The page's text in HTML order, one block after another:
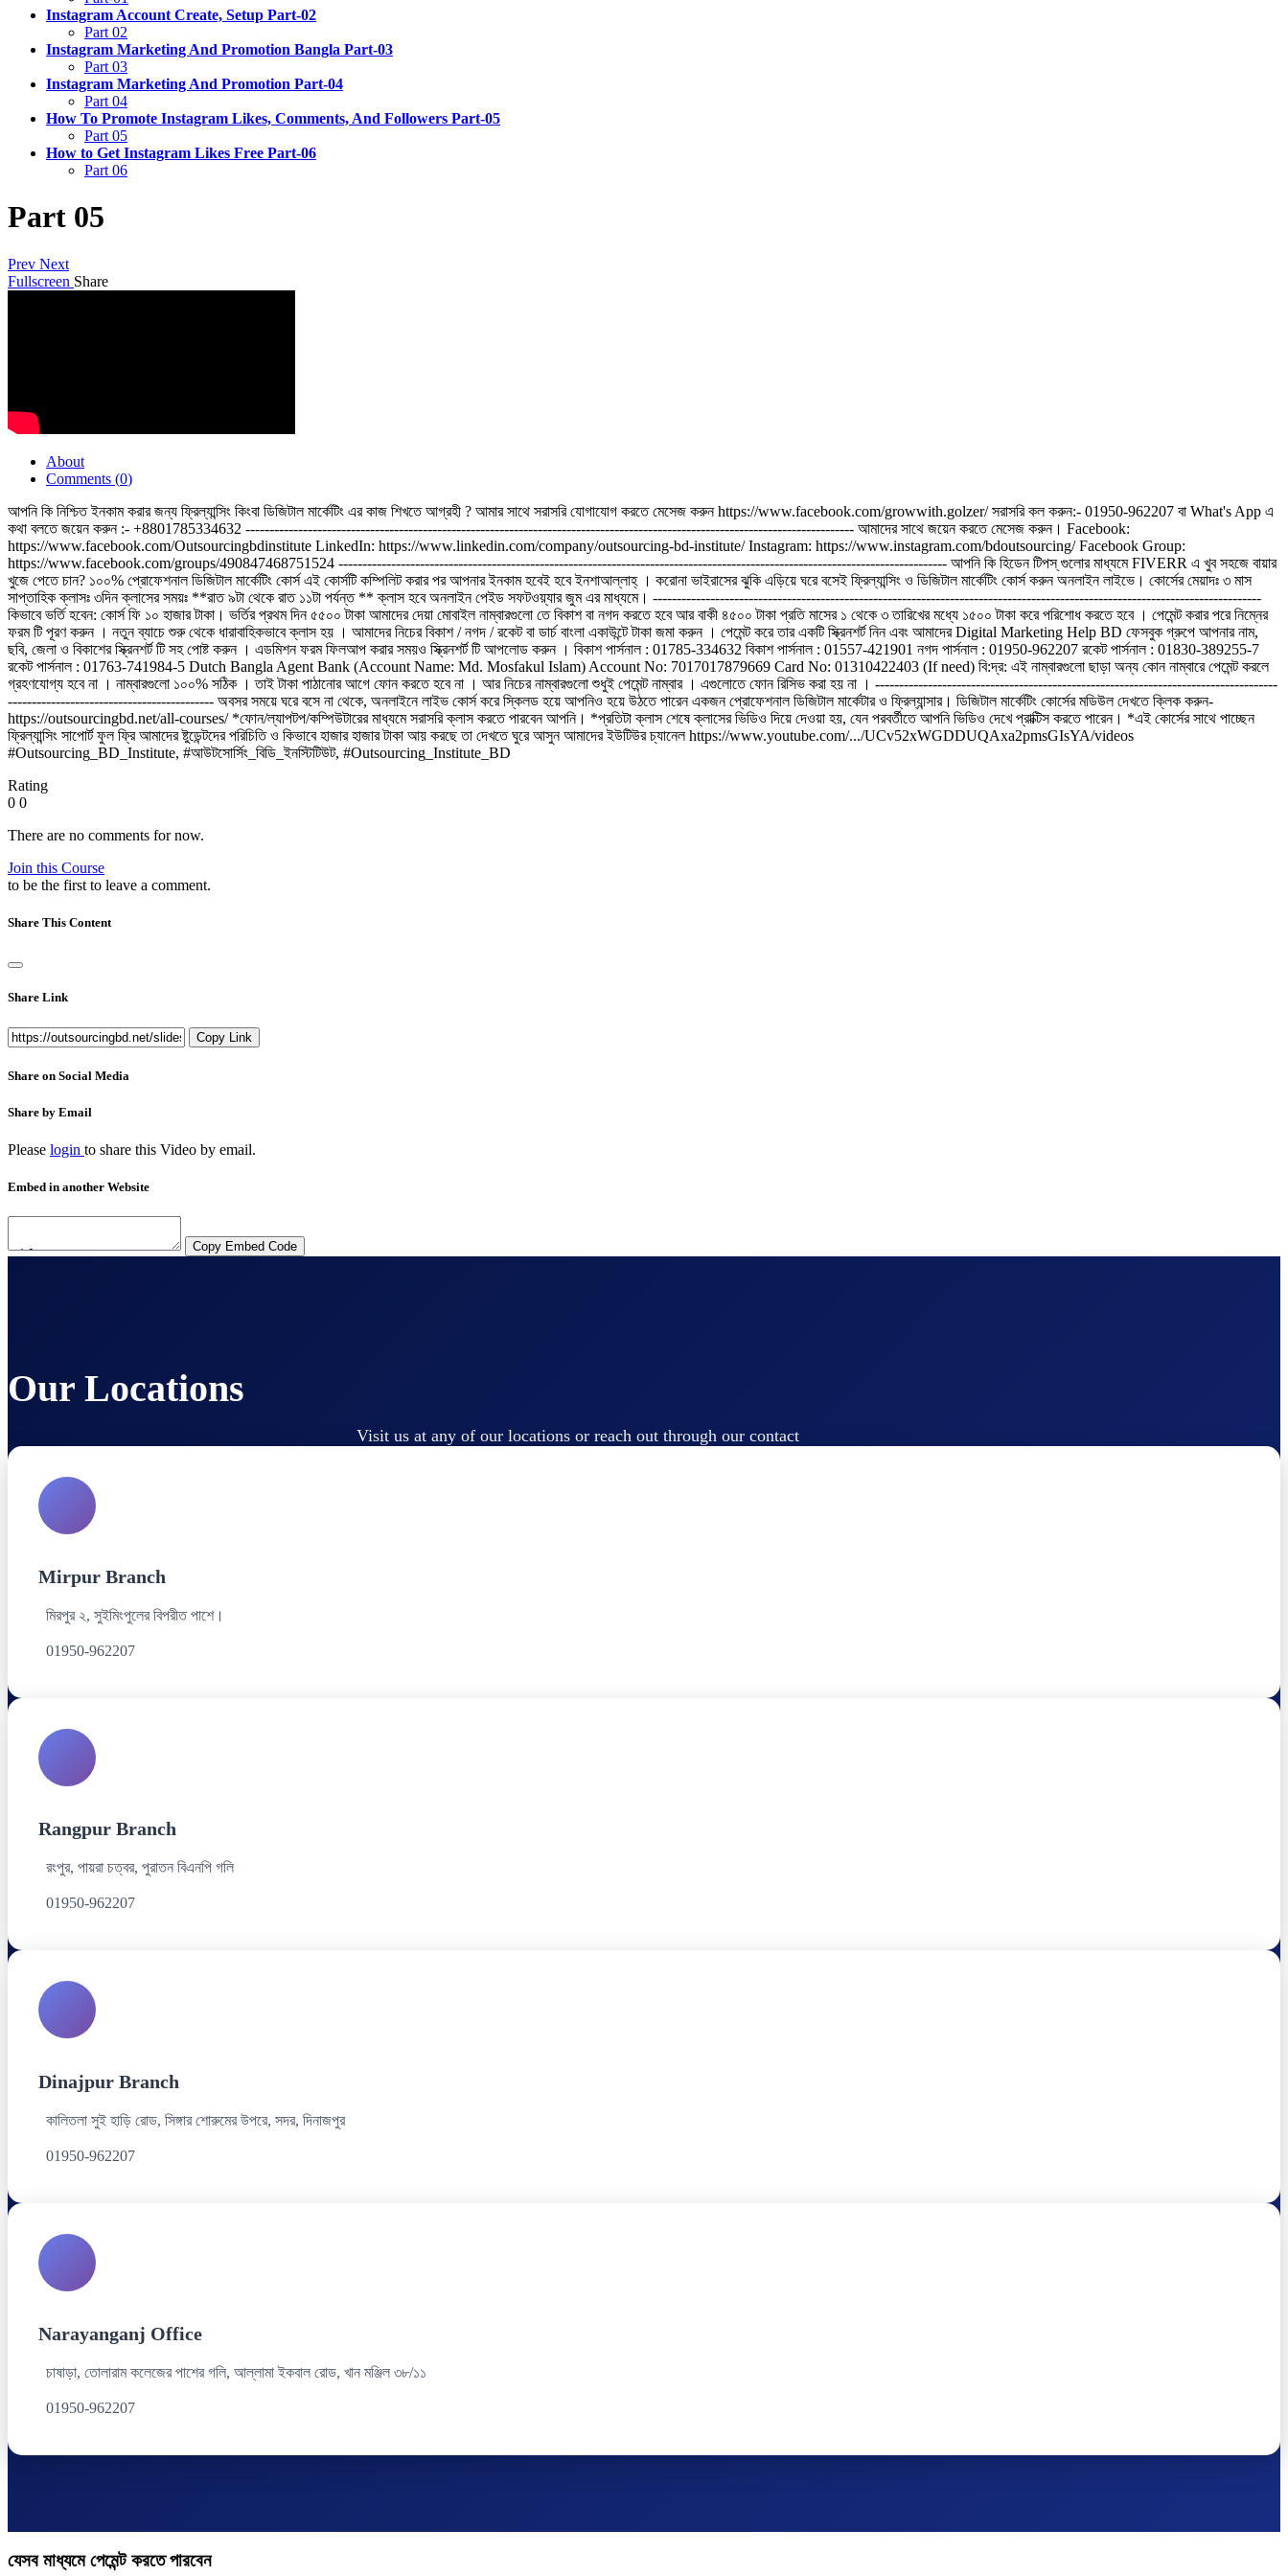
Instagram Account Create, Setup Part-02
Part 02
Instagram Marketing And Promotion Bangla Part-03
Part 03
Instagram Marketing And Promotion Part-04
Part 04
How To Promote Instagram Likes, Comments, And Followers Part-05
Part 05
How to Get Instagram Likes Free Part-06
Part 06
Part 05
Prev Next
Fullscreen Share
About
Comments (0)
আপনি কি নিশ্চিত ইনকাম করার জন্য ফ্রিল্যান্সিং কিংবা ডিজিটাল মার্কেটিং এর কাজ শিখতে আগ্রহী ? আমার সাথে সরাসরি যোগাযোগ করতে মেসেজ করুন https://www.facebook.com/growwith.golzer/ সরাসরি কল করুন:- 01950-962207 বা What's App এ
কথা বলতে জয়েন করুন :- +8801785334632 ------------------------------------------------------------------------------------------------------------------------------- আমাদের সাথে জয়েন করতে মেসেজ করুন। Facebook:
https://www.facebook.com/Outsourcingbdinstitute LinkedIn: https://www.linkedin.com/company/outsourcing-bd-institute/ Instagram: https://www.instagram.com/bdoutsourcing/ Facebook Group:
https://www.facebook.com/groups/490847468751524 ------------------------------------------------------------------------------------------------------------------------------- আপনি কি হিডেন টিপস্ গুলোর মাধ্যমে FIVERR এ খুব সহজে বায়ার
খুজে পেতে চান? ১০০% প্রোফেশনাল ডিজিটাল মার্কেটিং কোর্স এই কোর্সটি কম্পিলিট করার পর আপনার ইনকাম হবেই হবে ইনশাআল্লাহ্ । করোনা ভাইরাসের ঝুকি এড়িয়ে ঘরে বসেই ফ্রিল্যান্সিং ও ডিজিটাল মার্কেটিং কোর্স করুন অনলাইন লাইভে। কোর্সের মেয়াদঃ ৩ মাস
সাপ্তাহিক ক্লাসঃ ৩দিন ক্লাসের সময়ঃ **রাত ৯টা থেকে রাত ১১টা পর্যন্ত ** ক্লাস হবে অনলাইন পেইড সফটওয়্যার জুম এর মাধ্যমে। -------------------------------------------------------------------------------------------------------------------------------
কিভাবে ভর্তি হবেন: কোর্স ফি ১০ হাজার টাকা। ভর্তির প্রথম দিন ৫৫০০ টাকা আমাদের দেয়া মোবাইল নাম্বারগুলো তে বিকাশ বা নগদ করতে হবে আর বাকী ৪৫০০ টাকা প্রতি মাসের ১ থেকে ৩ তারিখের মধ্যে ১৫০০ টাকা করে পরিশোধ করতে হবে । পেমেন্ট করার পরে নিম্নের
ফরম টি পূরণ করুন । নতুন ব্যাচে শুরু থেকে ধারাবাহিকভাবে ক্লাস হয় । আমাদের নিচের বিকাশ / নগদ / রকেট বা ডার্চ বাংলা একাউন্টে টাকা জমা করুন । পেমেন্ট করে তার একটি স্ক্রিনশর্ট নিন এবং আমাদের Digital Marketing Help BD ফেসবুক গ্রুপে আপনার নাম,
ছবি, জেলা ও বিকাশের স্ক্রিনশর্ট টি সহ পোষ্ট করুন । এডমিশন ফরম ফিলআপ করার সময়ও স্ক্রিনশর্ট টি আপলোড করুন । বিকাশ পার্সনাল : 01785-334632 বিকাশ পার্সনাল : 01557-421901 নগদ পার্সনাল : 01950-962207 রকেট পার্সনাল : 01830-389255-7
রকেট পার্সনাল : 01763-741984-5 Dutch Bangla Agent Bank (Account Name: Md. Mosfakul Islam) Account No: 7017017879669 Card No: 01310422403 (If need) বি:দ্র: এই নাম্বারগুলো ছাড়া অন্য কোন নাম্বারে পেমেন্ট করলে
গ্রহণযোগ্য হবে না । নাম্বারগুলো ১০০% সঠিক । তাই টাকা পাঠানোর আগে ফোন করতে হবে না । আর নিচের নাম্বারগুলো শুধুই পেমেন্ট নাম্বার । এগুলোতে ফোন রিসিভ করা হয় না । ------------------------------------------------------------------------------------
------------------------------------------- অবসর সময়ে ঘরে বসে না থেকে, অনলাইনে লাইভ কোর্স করে স্কিলড হয়ে আপনিও হয়ে উঠতে পারেন একজন প্রোফেশনাল ডিজিটাল মার্কেটার ও ফ্রিল্যান্সার। ডিজিটাল মার্কেটিং কোর্সের মডিউল দেখতে ক্লিক করুন-
https://outsourcingbd.net/all-courses/ *ফোন/ল্যাপটপ/কম্পিউটারের মাধ্যমে সরাসরি ক্লাস করতে পারবেন আপনি। *প্রতিটা ক্লাস শেষে ক্লাসের ভিডিও দিয়ে দেওয়া হয়, যেন পরবর্তীতে আপনি ভিডিও দেখে প্রাক্টিস করতে পারেন। *এই কোর্সের সাথে পাচ্ছেন
ফ্রিল্যান্সিং সাপোর্ট ফুল ফ্রি আমাদের ষ্টুডেন্টদের পরিচিতি ও কিভাবে হাজার হাজার টাকা আয় করছে তা দেখতে ঘুরে আসুন আমাদের ইউটিউর চ্যানেল https://www.youtube.com/.../UCv52xWGDDUQAxa2pmsGIsYA/videos
#Outsourcing_BD_Institute​, #আউটসোর্সিং_বিডি_ইনস্টিটিউট​, #Outsourcing_Institute_BD
Rating
0 0
There are no comments for now.
Join this Course
to be the first to leave a comment.
Share This Content
Share Link
Copy Link
Share on Social Media
Share by Email
Please login to share this Video by email.
Embed in another Website
Copy Embed Code
Our Locations
Visit us at any of our locations or reach out through our contact
Mirpur Branch
মিরপুর ২, সুইমিংপুলের বিপরীত পাশে।
01950-962207
Rangpur Branch
রংপুর, পায়রা চত্বর, পুরাতন বিএনপি গলি
01950-962207
Dinajpur Branch
কালিতলা সুই হাড়ি রোড, সিঙ্গার শোরুমের উপরে, সদর, দিনাজপুর
01950-962207
Narayanganj Office
চাষাড়া, তোলারাম কলেজের পাশের গলি, আল্লামা ইকবাল রোড, খান মঞ্জিল ৩৮/১১
01950-962207
যেসব মাধ্যমে পেমেন্ট করতে পারবেন